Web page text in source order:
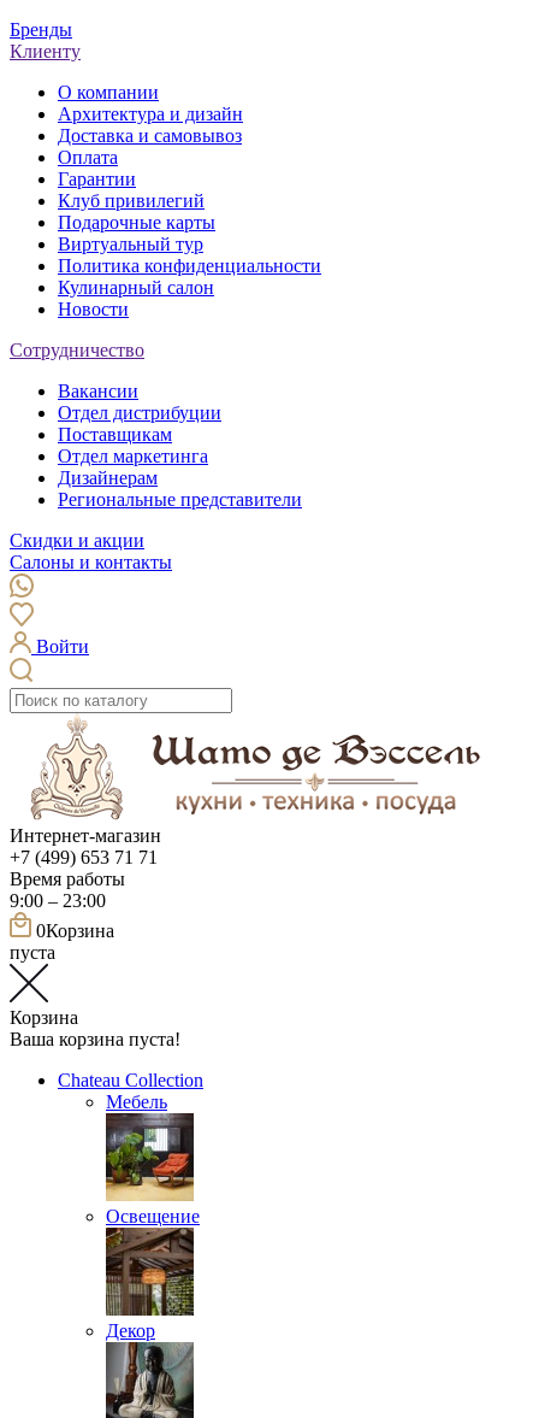
Бренды
Клиенту
О компании
Архитектура и дизайн
Доставка и самовывоз
Оплата
Гарантии
Клуб привилегий
Подарочные карты
Виртуальный тур
Политика конфиденциальности
Кулинарный салон
Новости
Сотрудничество
Вакансии
Отдел дистрибуции
Поставщикам
Отдел маркетинга
Дизайнерам
Региональные представители
Скидки и акции
Салоны и контакты
Войти
Интернет-магазин
+7 (499) 653 71 71
Время работы
9:00 – 23:00
0Корзина
пуста
Корзина
Ваша корзина пуста!
Chateau Collection
Мебель
Освещение
Декор